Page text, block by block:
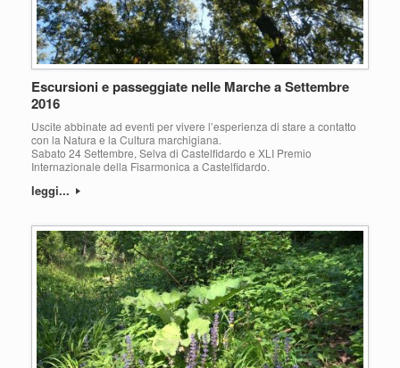
Escursioni e passeggiate nelle Marche a Settembre
2016
Uscite abbinate ad eventi per vivere l’esperienza di stare a contatto
con la Natura e la Cultura marchigiana.
Sabato 24 Settembre, Selva di Castelfidardo e XLI Premio
Internazionale della Fisarmonica a Castelfidardo.
leggi...